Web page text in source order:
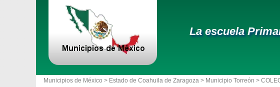
La escuela
Municipios de México > Estado de Coahuila de Zaragoza > Municipio Torreón >